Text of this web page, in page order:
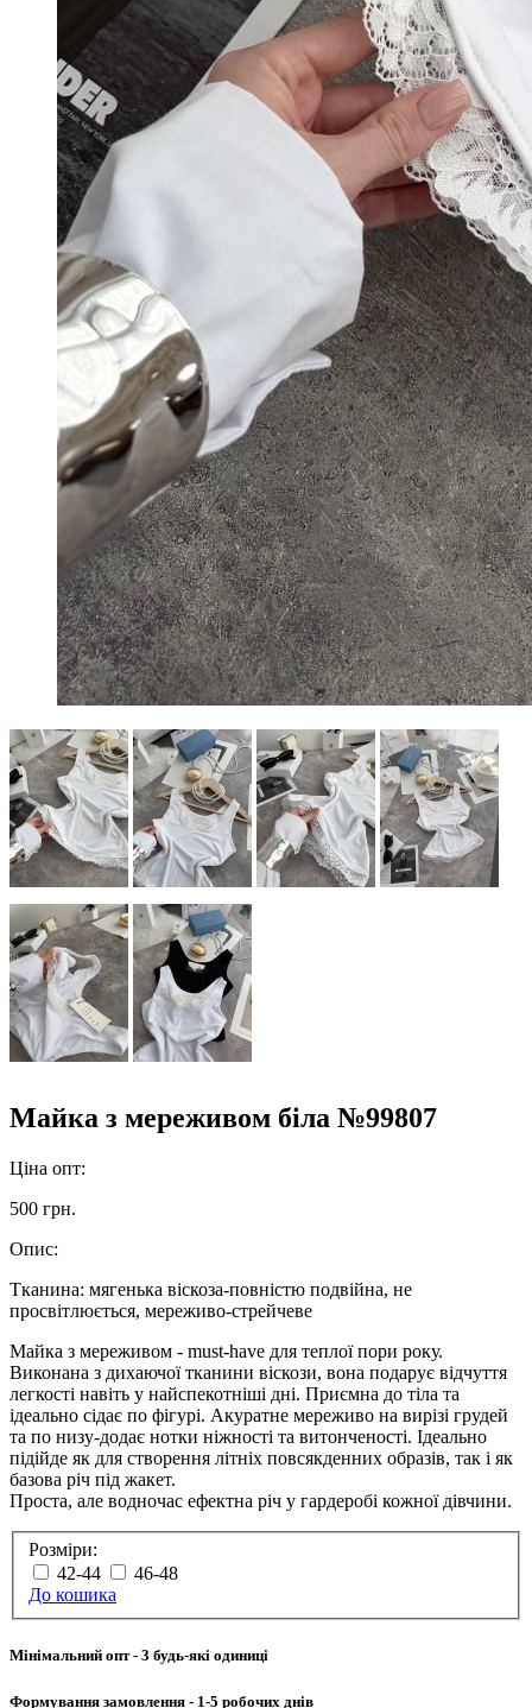
Майка з мереживом біла №99807
Ціна опт:
500 грн.
Опис:
Тканина: мягенька віскоза-повністю подвійна, не
просвітлюється, мереживо-стрейчеве
Майка з мереживом - must-have для теплої пори року.
Виконана з дихаючої тканини віскози, вона подарує відчуття
легкості навіть у найспекотніші дні. Приємна до тіла та
ідеально сідає по фігурі. Акуратне мереживо на вирізі грудей
та по низу-додає нотки ніжності та витонченості. Ідеально
підійде як для створення літніх повсякденних образів, так і як
базова річ під жакет.
Проста, але водночас ефектна річ у гардеробі кожної дівчини.
Розміри:
42-44
46-48
До кошика
Мінімальний опт- 3 будь-які одиниці
Формування замовлення - 1-5 робочих днів